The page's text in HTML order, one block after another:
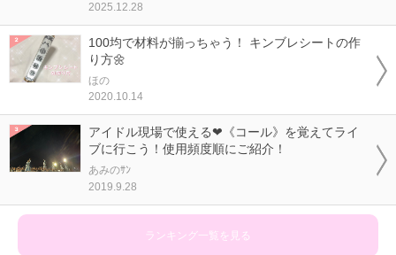
2025.12.28
100均で材料が揃っちゃう！ キンブレシートの作
り方🌼
ほの
2020.10.14
アイドル現場で使える❤《コール》を覚えてライ
ブに行こう！使用頻度順にご紹介！
あみのｻﾝ
2019.9.28
ランキング一覧を見る